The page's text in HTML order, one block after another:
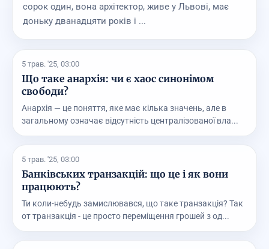
сорок один, вона архітектор, живе у Львові, має
доньку дванадцяти років і ...
5 трав. '25, 03:00
Що таке анархія: чи є хаос синонімом
свободи?
Анархія — це поняття, яке має кілька значень, але в
загальному означає відсутність централізованої вла...
5 трав. '25, 03:00
Банківських транзакцій: що це і як вони
працюють?
Ти коли-небудь замислювався, що таке транзакція? Так
от транзакція - це просто переміщення грошей з од...